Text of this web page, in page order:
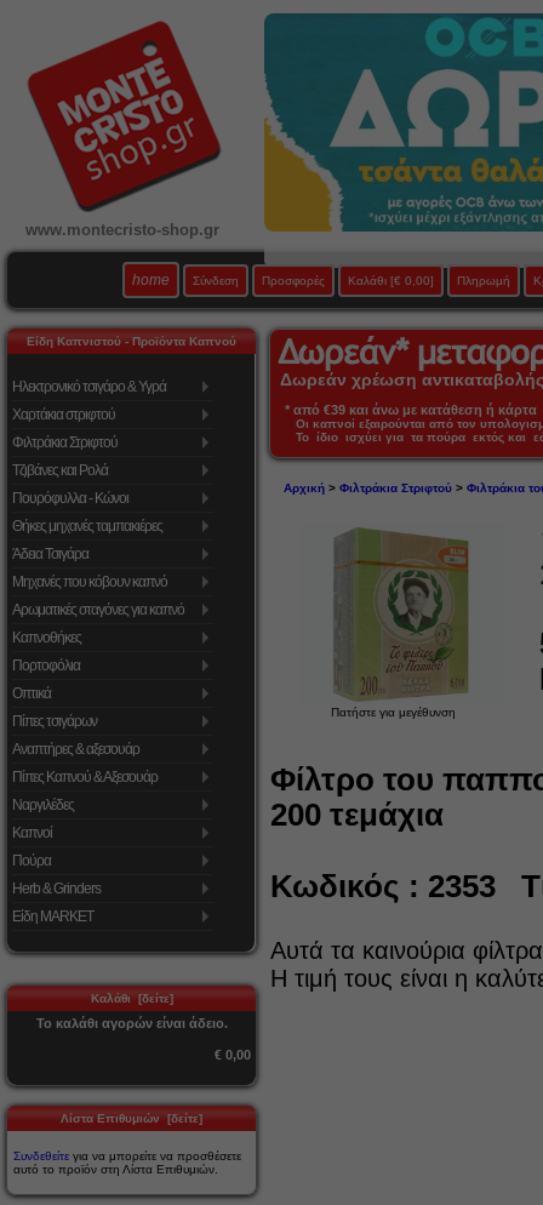
www.montecristo-shop.gr
home Σύνδεση Προσφορές Καλάθι [€ 0,00] Πληρωμή
Είδη Καπνιστού - Προϊόντα Καπνού
Ηλεκτρονικό τσιγάρο & Υγρά
Χαρτάκια στριφτού
Φιλτράκια Στριφτού
Τζιβάνες και Ρολά
Πουρόφυλλα - Κώνοι
Θήκες μηχανές ταμπακιέρες
Άδεια Τσιγάρα
Μηχανές που κόβουν καπνό
Αρωματικές σταγόνες για καπνό
Καπνοθήκες
Πορτοφόλια
Οπτικά
Πίπες τσιγάρων
Αναπτήρες & αξεσουάρ
Πίπες Καπνού & Αξεσουάρ
Ναργιλέδες
Καπνοί
Πούρα
Herb & Grinders
Είδη MARKET
Καλάθι [δείτε]
Το καλάθι αγορών είναι άδειο.
€ 0,00
Λίστα Επιθυμιών [δείτε]
Συνδεθείτε για να μπορείτε να προσθέσετε
αυτό το προϊόν στη Λίστα Επιθυμιών.
Δωρεάν χρέωση
* από €39 και άνω με κατάθεση ή
Οι καπνοί εξαιρούνται από τον
Το ίδιο ισχύει για τα πούρα εκτός και
Αρχική> Φιλτράκια Στριφτού> Φιλτράκια
Πατήστε για μεγέθυνση
Φίλτρο του
200 τεμάχια
Κωδικός : 2353
Αυτά τα καινούρια
Η τιμή τους είναι η